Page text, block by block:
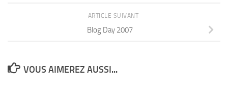
ARTICLE SUIVANT
Blog Day 2007
VOUS AIMEREZ AUSSI...